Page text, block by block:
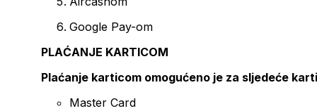
Google Pay-om
PLAĆANJE KARTICOM
Plaćanje karticom omogućeno je za sljedeće
Master Card